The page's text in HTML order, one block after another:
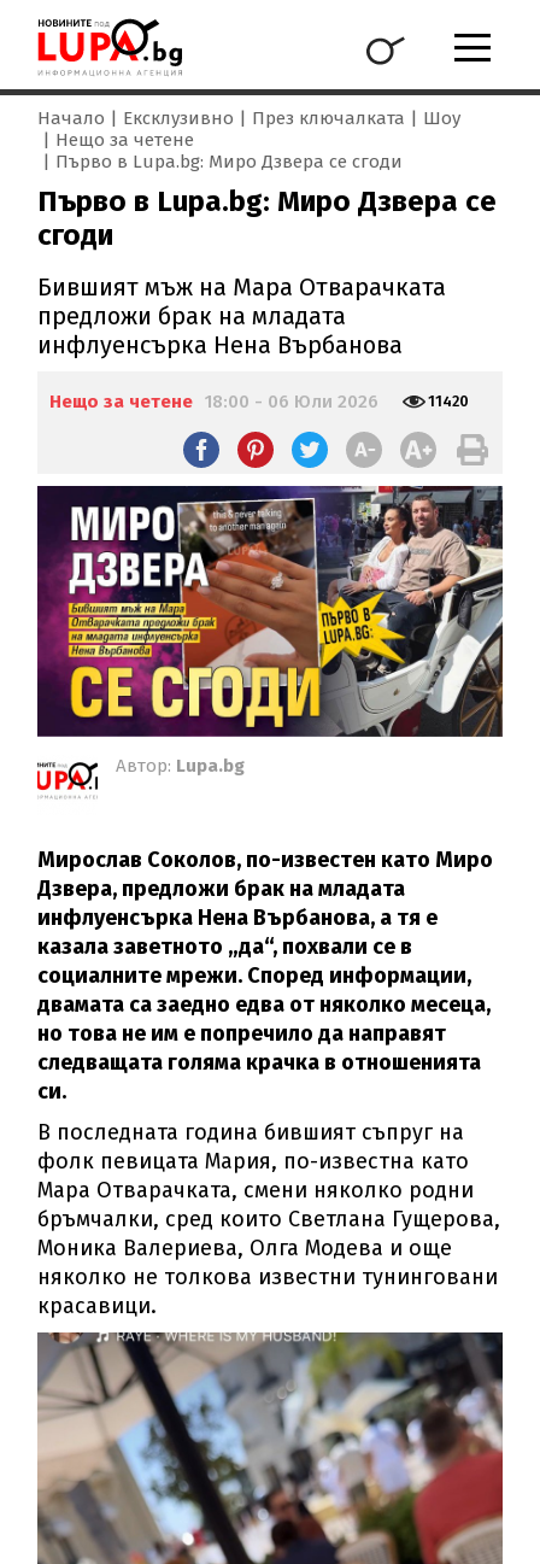
Начало Ексклузивно През ключалката
Шоу
Нещо за четене
Първо в Lupa.bg: Миро Дзвера се сгоди
Първо в Lupa.bg: Миро Дзвера се
сгоди
Бившият мъж на Мара Отварачката
предложи брак на младата
инфлуенсърка Нена Върбанова
Нещо за четене 18:00 - 06 Юли 2026 11420
Автор: Lupa.bg
Мирослав Соколов, по-известен като Миро
Дзвера, предложи брак на младата
инфлуенсърка Нена Върбанова, а тя е
казала заветното „да“, похвали се в
социалните мрежи. Според информации,
двамата са заедно едва от няколко месеца,
но това не им е попречило да направят
следващата голяма крачка в отношенията
си.
В последната година бившият съпруг на
фолк певицата Мария, по-известна като
Мара Отварачката, смени няколко родни
бръмчалки, сред които Светлана Гущерова,
Моника Валериева, Олга Модева и още
няколко не толкова известни тунинговани
красавици.